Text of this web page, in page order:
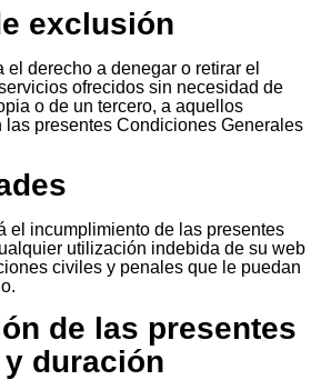
exclusión
derecho a denegar o retirar el
ofrecidos sin necesidad de
o de un tercero, a aquellos
presentes Condiciones Generales
el incumplimiento de las presentes
utilización indebida de su web
civiles y penales que le puedan
de las presentes
duración